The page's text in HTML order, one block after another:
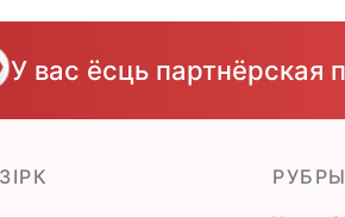
У вас ёсць партнёрская